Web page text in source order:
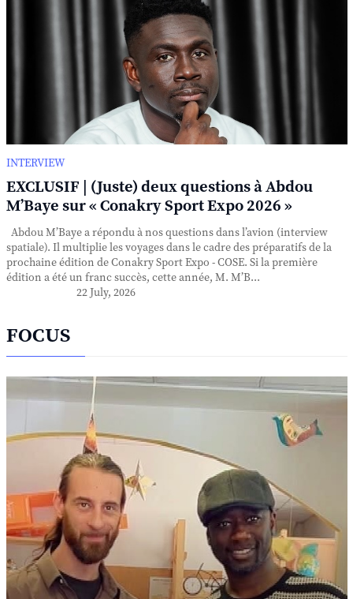
INTERVIEW
EXCLUSIF | (Juste) deux questions à Abdou
M’Baye sur « Conakry Sport Expo 2026 »
Abdou M’Baye a répondu à nos questions dans l’avion (interview
spatiale). Il multiplie les voyages dans le cadre des préparatifs de la
prochaine édition de Conakry Sport Expo - COSE. Si la première
édition a été un franc succès, cette année, M. M’B...
22 July, 2026
FOCUS